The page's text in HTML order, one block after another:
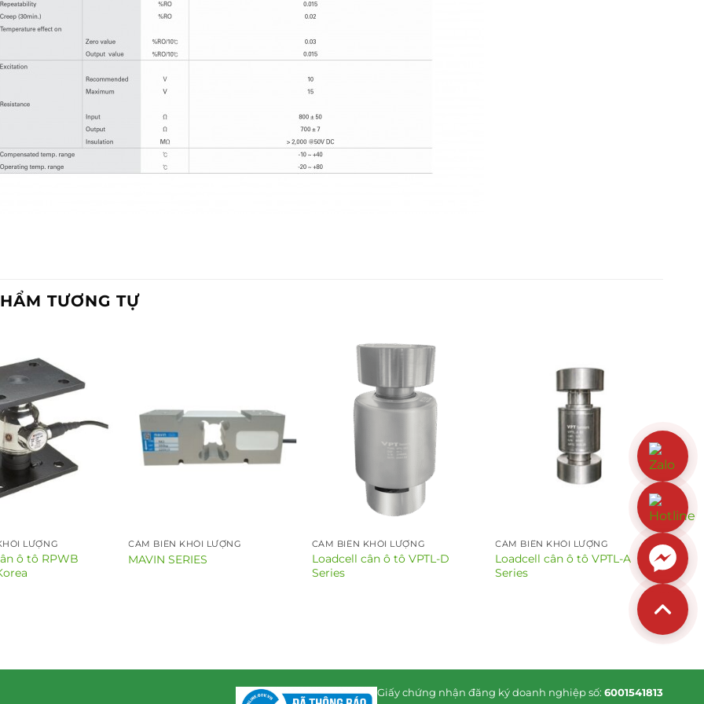
TƯƠNG TỰ
LƯỢNG
ô tô RPWB
CẢM BIẾN KHỐI LƯỢNG
MAVIN SERIES
CẢM BIẾN KHỐI LƯỢNG
Loadcell cân ô tô VPTL-D
Series
CẢM BIẾN KHỐI LƯỢNG
Loadcell cân ô tô VPTL-A
Series
Giấy chứng nhận đăng ký doanh nghiệp số: 6001541813